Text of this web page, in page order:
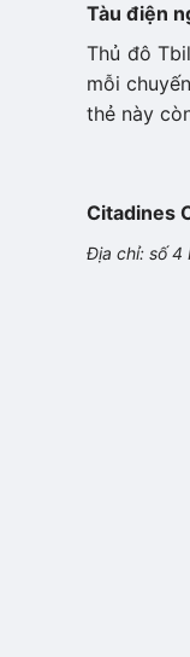
Tàu điện
Thủ đô
mỗi
thẻ này
Citadines
Địa chỉ: số 4